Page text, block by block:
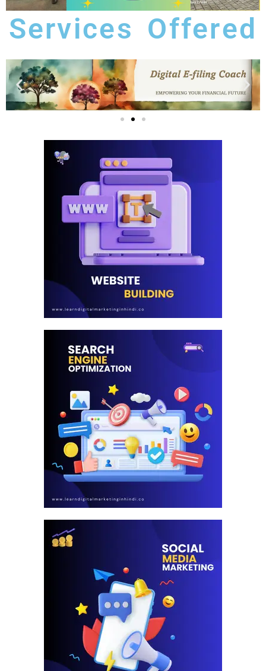
Services Offered